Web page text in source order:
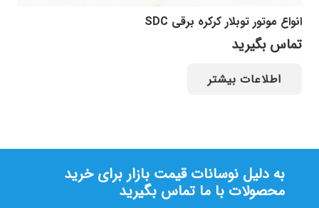
انواع موتور توبلار کرکره برقی SDC
تماس بگیرید
اطلاعات بیشتر
به دلیل نوسانات قیمت بازار برای خرید
محصولات با ما تماس بگیرید